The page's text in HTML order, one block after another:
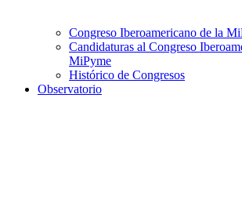
Congreso Iberoamericano de la
Candidaturas al Congreso
MiPyme
Histórico de Congresos
Observatorio